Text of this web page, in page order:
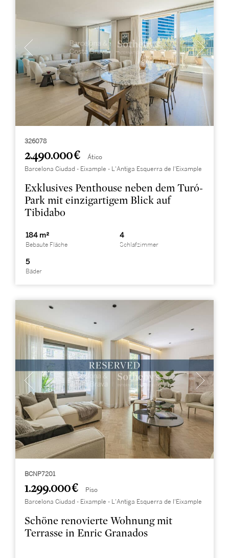
326078
2.490.000 € Ático
Barcelona Ciudad - Eixample - L'Antiga Esquerra de l'Eixample
Exklusives Penthouse neben dem Turó-
Park mit einzigartigem Blick auf
Tibidabo
184 m²
Bebaute Fläche
4
Schlafzimmer
5
Bäder
BCNP7201
1.299.000 € Piso
Barcelona Ciudad - Eixample - L'Antiga Esquerra de l'Eixample
Schöne renovierte Wohnung mit
Terrasse in Enric Granados